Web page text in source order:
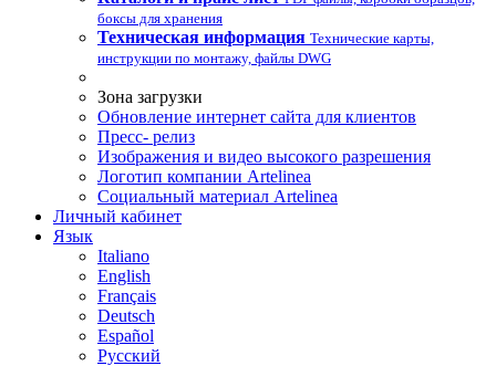
боксы для хранения
Техническая информация Технические карты,
инструкции по монтажу, файлы DWG
Зона загрузки
Обновление интернет сайта для клиентов
Пресс- релиз
Изображения и видео высокого разрешения
Логотип компании Artelinea
Социальный материал Artelinea
Личный кабинет
Язык
Italiano
English
Français
Deutsch
Español
Pусский